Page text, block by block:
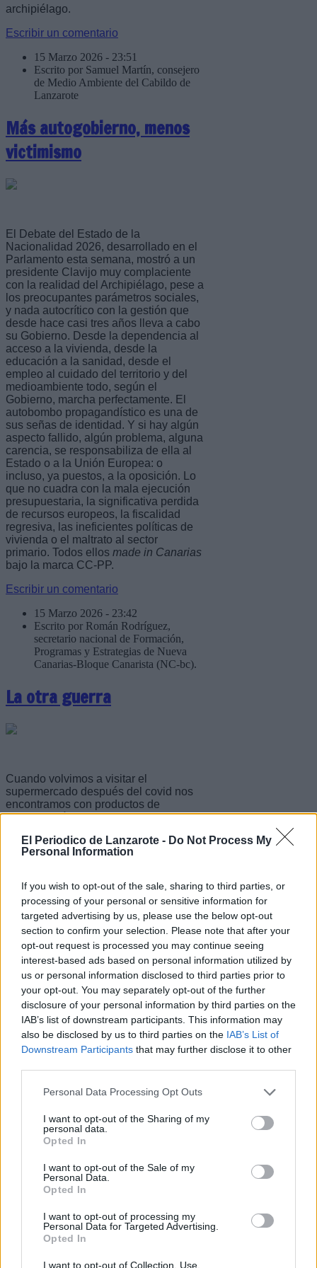
El Periodico de Lanzarote - Do Not Process My
Personal Information
If you wish to opt-out of the sale, sharing to third parties, or
processing of your personal or sensitive information for
targeted advertising by us, please use the below opt-out
section to confirm your selection. Please note that after your
opt-out request is processed you may continue seeing
interest-based ads based on personal information utilized by
us or personal information disclosed to third parties prior to
your opt-out. You may separately opt-out of the further
disclosure of your personal information by third parties on the
IAB’s list of downstream participants. This information may
also be disclosed by us to third parties on the IAB’s List of
Downstream Participants that may further disclose it to other
Personal Data Processing Opt Outs
I want to opt-out of the Sharing of my
personal data.
Opted In
I want to opt-out of the Sale of my
Personal Data.
Opted In
I want to opt-out of processing my
Personal Data for Targeted Advertising.
Opted In
I want to opt-out of Collection, Use,
archipiélago.
Escribir un comentario
15 Marzo 2026 - 23:51
Escrito por Samuel Martín, consejero
de Medio Ambiente del Cabildo de
Lanzarote
Más autogobierno, menos
victimismo
El Debate del Estado de la
Nacionalidad 2026, desarrollado en el
Parlamento esta semana, mostró a un
presidente Clavijo muy complaciente
con la realidad del Archipiélago, pese a
los preocupantes parámetros sociales,
y nada autocrítico con la gestión que
desde hace casi tres años lleva a cabo
su Gobierno. Desde la dependencia al
acceso a la vivienda, desde la
educación a la sanidad, desde el
empleo al cuidado del territorio y del
medioambiente todo, según el
Gobierno, marcha perfectamente. El
autobombo propagandístico es una de
sus señas de identidad. Y si hay algún
aspecto fallido, algún problema, alguna
carencia, se responsabiliza de ella al
Estado o a la Unión Europea: o
incluso, ya puestos, a la oposición. Lo
que no cuadra con la mala ejecución
presupuestaria, la significativa perdida
de recursos europeos, la fiscalidad
regresiva, las ineficientes políticas de
vivienda o el maltrato al sector
primario. Todos ellos made in Canarias
bajo la marca CC-PP.
Escribir un comentario
15 Marzo 2026 - 23:42
Escrito por Román Rodríguez,
secretario nacional de Formación,
Programas y Estrategias de Nueva
Canarias-Bloque Canarista (NC-bc).
La otra guerra
Cuando volvimos a visitar el
supermercado después del covid nos
encontramos con productos de
consumo básico con precios por las
cinco litros costaba 40 y más euros y
una de virgen extra suponía, para el
Escribir un comentario
15 Marzo 2026 - 23:39
Escrito por Alex Salebe Rodríguez
Más discriminación en el
IES Tías
Mejorar la calidad, la equidad, la
inclusión y el éxito escolar ha sido el
objetivo del proyecto de dirección del
para ocupar la dirección del IES Tías
académico recogido en la
Programación General Anual del centro
en la que se constata que los
niveles educativos han sido nefastos
empeorando de forma exponencial el
último curso académico en el que
Bachillerato a duras penas han
alcanzado el 28% de aprobados,
incluso reduciendo el nivel académico
de las materias que se imparten en el